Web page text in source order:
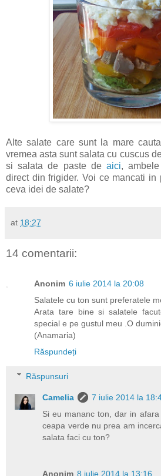
Alte salate care sunt la mare
vremea asta sunt salata cu cuscus
si salata de paste deaici,
direct din frigider. Voi ce mancati in
ceva idei de salate?
at 18:27
14 comentarii:
Anonim 6 iulie 2014 la 20:08
Salatele cu ton sunt preferatele
Arata tare bine si salatele
special e pe gustul meu .O
(Anamaria)
Răspundeți
Răspunsuri
Camelia
7 iulie 2014 la
Si eu mananc ton, dar in
ceapa verde nu prea am
salata faci cu ton?
Anonim 8 iulie 2014 la 13:16